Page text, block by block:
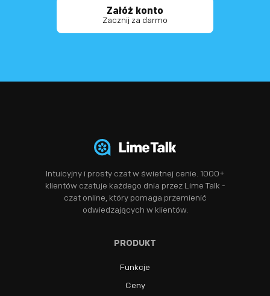
Załóż konto
Zacznij za darmo
Intuicyjny i prosty czat w świetnej cenie. 1000+
klientów czatuje każdego dnia przez Lime Talk -
czat online, który pomaga przemienić
odwiedzających w klientów.
PRODUKT
Funkcje
Ceny